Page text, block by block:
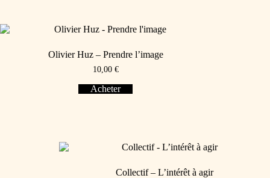
Olivier Huz – Prendre l’image
10,00 €
Acheter
Collectif – L’intérêt à agir